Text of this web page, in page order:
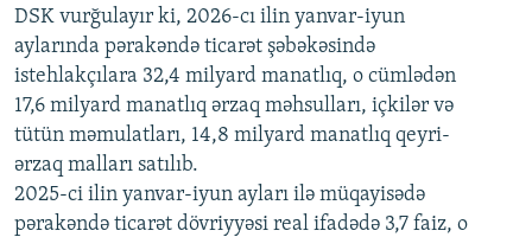
DSK vurğulayır ki, 2026-cı ilin yanvar-iyun
aylarında pərakəndə ticarət şəbəkəsində
istehlakçılara 32,4 milyard manatlıq, o cümlədən
17,6 milyard manatlıq ərzaq məhsulları, içkilər və
tütün məmulatları, 14,8 milyard manatlıq qeyri-
ərzaq malları satılıb.
2025-ci ilin yanvar-iyun ayları ilə müqayisədə
pərakəndə ticarət dövriyyəsi real ifadədə 3,7 faiz, o